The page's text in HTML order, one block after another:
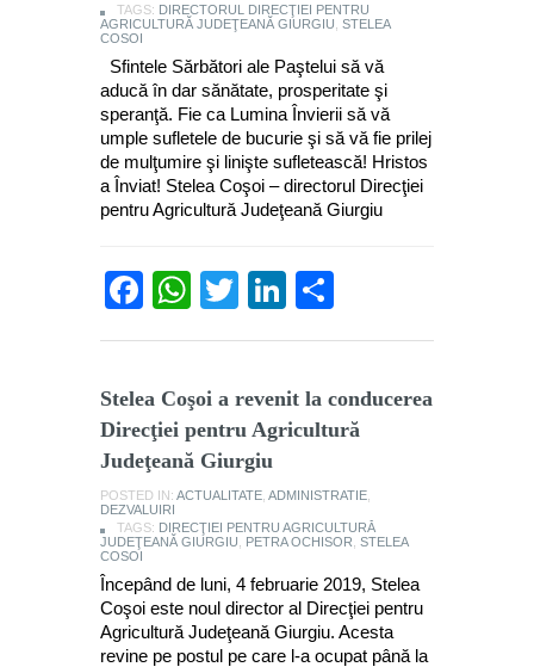
TAGS: DIRECTORUL DIRECŢIEI PENTRU
AGRICULTURĂ JUDEŢEANĂ GIURGIU STELEA
COSOI
Sfintele Sărbători ale Paştelui să vă
aducă în dar sănătate, prosperitate şi
speranţă. Fie ca Lumina Învierii să vă
umple sufletele de bucurie şi să vă fie prilej
de mulţumire şi linişte sufletească! Hristos
a Înviat! Stelea Coşoi – directorul Direcţiei
pentru Agricultură Judeţeană Giurgiu
Facebook
WhatsApp
TwitterLinkedIn
Stelea Coşoi a revenit la conducerea
Direcţiei pentru Agricultură
Judeţeană Giurgiu
POSTED IN: ACTUALITATE ADMINISTRATIE
DEZVALUIRI
TAGS: DIRECŢIEI PENTRU AGRICULTURĂ
JUDEŢEANĂ GIURGIU
PETRA OCHISOR STELEA
COSOI
Începând de luni, 4 februarie 2019, Stelea
Coşoi este noul director al Direcţiei pentru
Agricultură Judeţeană Giurgiu. Acesta
revine pe postul pe care l-a ocupat până la